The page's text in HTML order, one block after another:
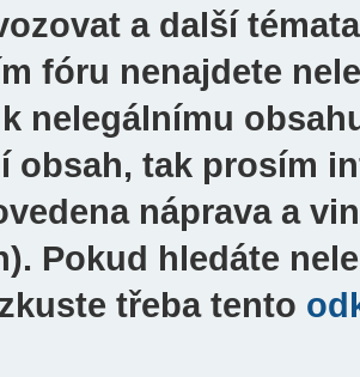
a další
fóru nenajdete
nelegálnímu
obsah, tak prosím
náprava a
Pokud hledáte
třeba tento